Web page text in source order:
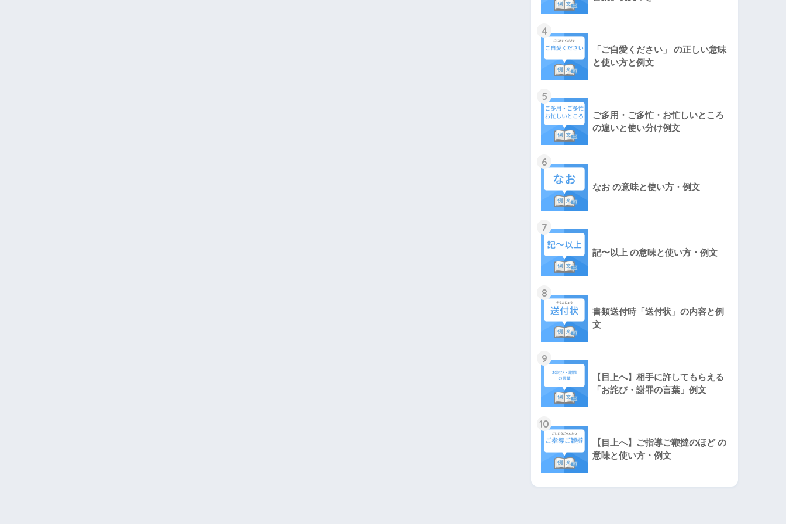
4
「ご自愛ください」 の正しい意味
と使い方と例文
5
ご多用・ご多忙・お忙しいところ
の違いと使い分け例文
6
なお の意味と使い方・例文
7
記〜以上 の意味と使い方・例文
8
書類送付時「送付状」の内容と例
文
9
【目上へ】相手に許してもらえる
「お詫び・謝罪の言葉」例文
10
【目上へ】ご指導ご鞭撻のほど の
意味と使い方・例文